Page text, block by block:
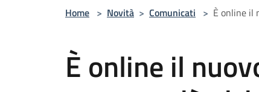
Home > Novità > Comunicati > È online il
È online il